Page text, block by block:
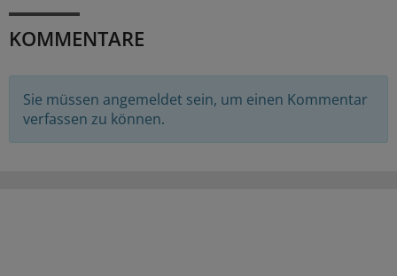
KOMMENTARE
Sie müssen angemeldet sein, um einen Kommentar
verfassen zu können.